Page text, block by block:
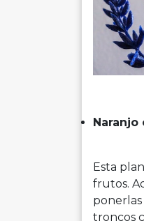
Naranjo
Esta
frutos.
troncos